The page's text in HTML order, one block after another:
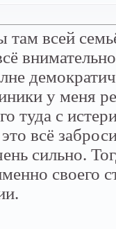
всей
у меня
туда с
всё
сильно.
своего